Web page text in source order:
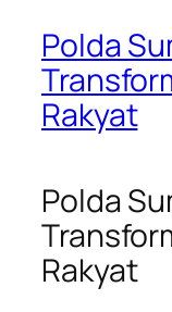
Polda
Rakyat
Polda
Rakyat